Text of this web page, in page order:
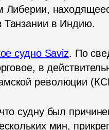
Танзании в Индию.
судно Saviz. По
в
революции
судну был
мин,